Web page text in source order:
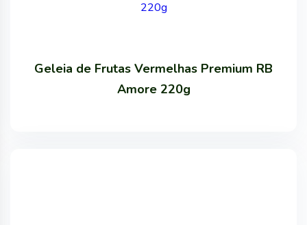
Geleia de Frutas Vermelhas Premium RB
Amore 220g